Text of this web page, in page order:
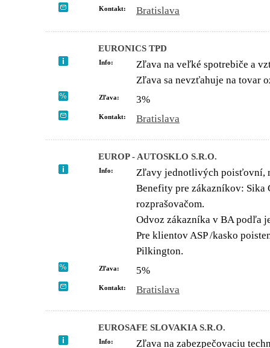
Kontakt: Bratislava
EURONICS TPD
Info:
Zľava na veľké spotrebiče a
Zľava sa nevzťahuje na tovar
Zľava: 3%
Kontakt: Bratislava
EUROP - AUTOSKLO S.R.O.
Info:
Zľavy jednotlivých poisťovní,
Benefity pre zákazníkov: Sika
rozprašovačom.
Odvoz zákazníka v BA podľa
Pre klientov ASP /kasko
Pilkington.
Zľava: 5%
Kontakt: Bratislava
EUROSAFE SLOVAKIA S.R.O.
Info:
Zľava na zabezpečovaciu